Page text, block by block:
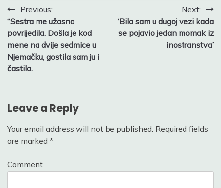
Post
navigation
Previous:
“Sestra me užasno
povrijedila. Došla je kod
mene na dvije sedmice u
Njemačku, gostila sam ju i
častila.
Next:
‘Bila sam u dugoj vezi kada
se pojavio jedan momak iz
inostranstva’
Leave a Reply
Your email address will not be published. Required fields
are marked *
Comment